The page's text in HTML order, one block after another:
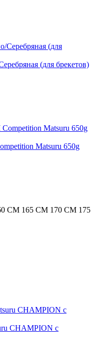
(для брекетов)
Matsuru 650g
CM 165 CM 170 CM 175
CHAMPION с